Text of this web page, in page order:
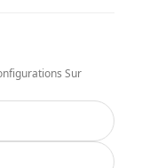
Sur